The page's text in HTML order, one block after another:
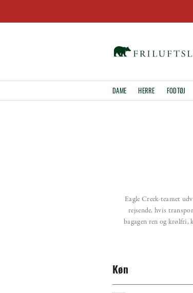
DAME HERRE FODTØJ
Eagle Creek-teamet
rejsende, hvis
bagagen ren og krølfri,
Køn